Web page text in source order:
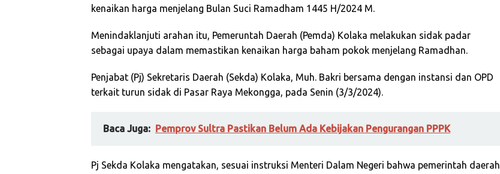
kenaikan harga menjelang Bulan Suci Ramadham 1445 H/2024 M.
Menindaklanjuti arahan itu, Pemeruntah Daerah (Pemda) Kolaka melakukan sidak padar
sebagai upaya dalam memastikan kenaikan harga baham pokok menjelang Ramadhan.
Penjabat (Pj) Sekretaris Daerah (Sekda) Kolaka, Muh. Bakri bersama dengan instansi dan OPD
terkait turun sidak di Pasar Raya Mekongga, pada Senin (3/3/2024).
Baca Juga: Pemprov Sultra Pastikan Belum Ada Kebijakan Pengurangan PPPK
Pj Sekda Kolaka mengatakan, sesuai instruksi Menteri Dalam Negeri bahwa pemerintah daerah